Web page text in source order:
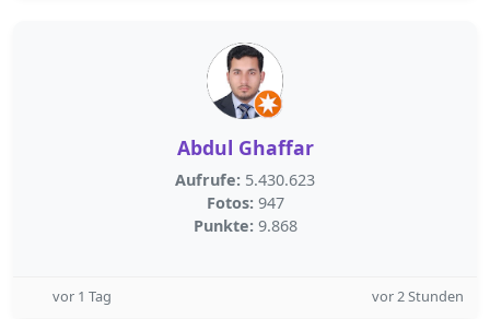
Abdul Ghaffar
Aufrufe: 5.430.623
Fotos: 947
Punkte: 9.868
vor 1 Tag vor 2 Stunden